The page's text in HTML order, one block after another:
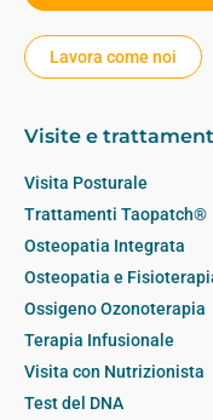
Lavora come noi
Visite e
Visita Posturale
Trattamenti Taopatch®
Osteopatia Integrata
Osteopatia e
Ossigeno Ozonoterapia
Terapia Infusionale
Visita con Nutrizionista
Test del DNA